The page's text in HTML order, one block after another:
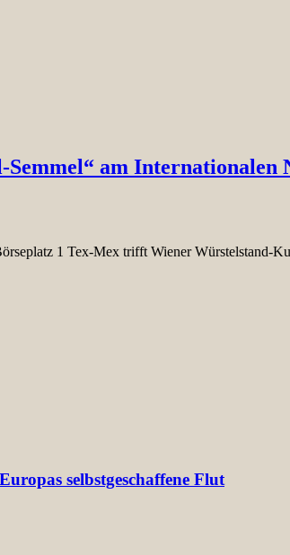
am Internationalen
1 Tex-Mex trifft Wiener Würstelstand-
selbstgeschaffene Flut